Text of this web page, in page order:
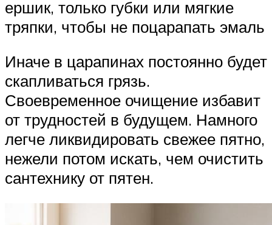
ершик, только губки или мягкие
тряпки, чтобы не поцарапать эмаль
Иначе в царапинах постоянно будет
скапливаться грязь.
Своевременное очищение избавит
от трудностей в будущем. Намного
легче ликвидировать свежее пятно,
нежели потом искать, чем очистить
сантехнику от пятен.